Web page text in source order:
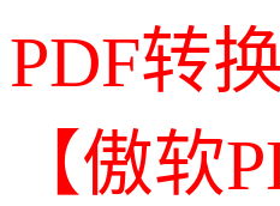
PDF转
【傲软